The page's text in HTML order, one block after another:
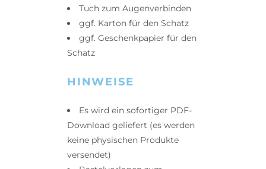
Tuch zum Augenverbinden
ggf. Karton für den Schatz
ggf. Geschenkpapier für den
Schatz
HINWEISE
Es wird ein sofortiger PDF-
Download geliefert (es werden
keine physischen Produkte
versendet)